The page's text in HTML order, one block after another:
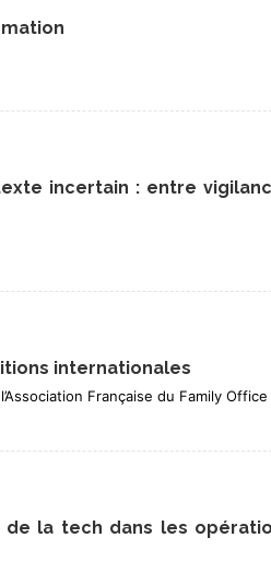
incertain : entre
internationales
Française du Family Office
la tech dans les